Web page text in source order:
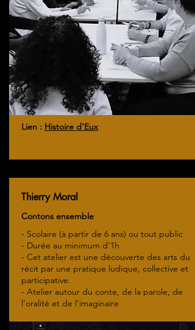
Lien : Histoire d'Eux
Thierry Moral
Contons ensemble
- Scolaire (à partir de 6 ans) ou tout public
- Durée au minimum d'1h
- Cet atelier est une découverte des arts du
récit par une pratique ludique, collective et
participative.
- Atelier autour du conte, de la parole, de
l’oralité et de l’imaginaire